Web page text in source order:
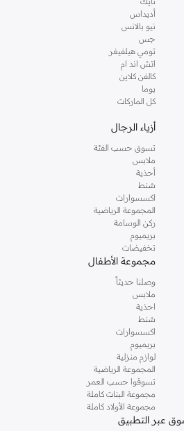
أكثر رقيًا. ارتديه مع كعب عالٍ وإكسسوارات
للتعديل، يوفر خصرًا محددًا وقصة أنيقة.
لمسة كلاسيكية ساحرة مع تفاصيل الأزرار العملية.
اعتمدي جمالية رومانسية وأنثوية مع هذه التصاميم
تشمل القطن المسامي، وخلطات الكتان، والفيسكوز
دقيقة وتشطيبات ملموسة مثل نسيج الكريب أو
من الزهور، أو أشكال هندسية، أو تجريدية.
ومتعددة الاستخدامات بدرجات أساسية لسهولة
تنتقل بسهولة من النهار إلى المساء:
سوت قصير مع أحذية مسطحة وجاكيت جينز
طويل أنيق مع كعب عالٍ، مجوهرات مميزة، وحقيبة
بلاي سوت مصمم بعناية مع حذاء لوفر أو كعب
أديداس
نيو بالانس
جس
تومي هيلفيغر
اتش اند ام
كالفن كلاين
بوما
كل الماركات
أزياء الرجال
تسوق حسب الفئة
ملابس
أحذية
شنط
اكسسوارات
المجموعة الرياضية
ركن الوسامة
بريميوم
تخفيضات
مجموعة الأطفال
وصلنا حديثاً
ملابس
احذية
شنط
اكسسوارات
بريميوم
لوازم منزلية
المجموعة الرياضية
تسوقوا حسب العمر
مجموعة البنات كاملة
مجموعة الأولاد كاملة
عبر التطبيق